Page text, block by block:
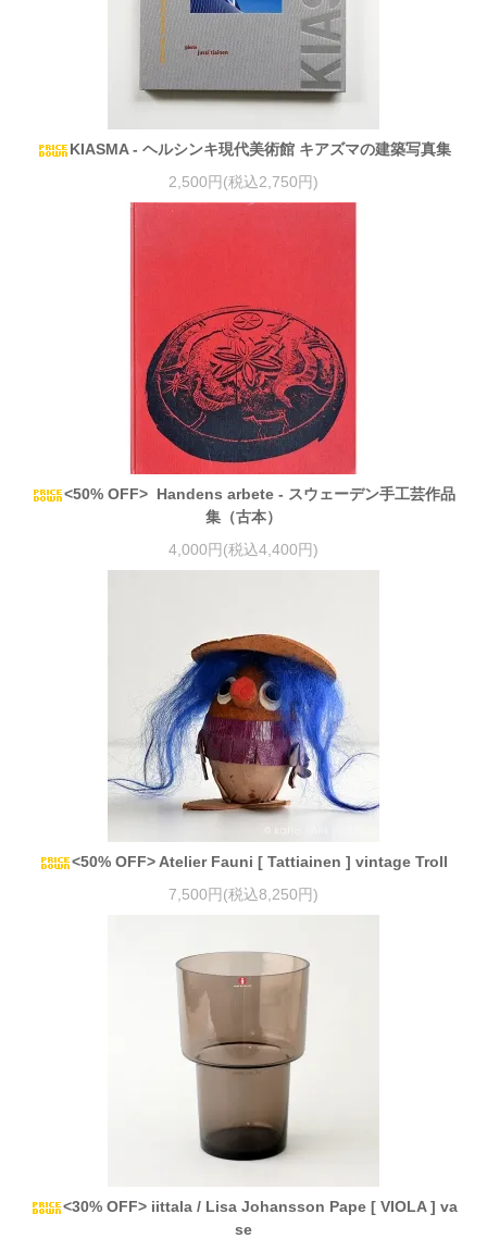
KIASMA - ヘルシンキ現代美術館 キアズマの建築写真集
2,500円(税込2,750円)
<50% OFF> Handens arbete - スウェーデン手工芸作品
集（古本）
4,000円(税込4,400円)
<50% OFF> Atelier Fauni [ Tattiainen ] vintage Troll
7,500円(税込8,250円)
<30% OFF> iittala / Lisa Johansson Pape [ VIOLA ] va
se